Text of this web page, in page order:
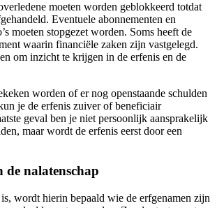
moeten worden geblokkeerd totdat
Eventuele abonnementen en
moeten stopgezet worden. Soms heeft de
waarin financiële zaken zijn vastgelegd.
om inzicht te krijgen in de erfenis en de
worden of er nog openstaande schulden
je de erfenis zuiver of beneficiair
geval ben je niet persoonlijk aansprakelijk
maar wordt de erfenis eerst door een
de nalatenschap
wordt hierin bepaald wie de erfgenamen zijn